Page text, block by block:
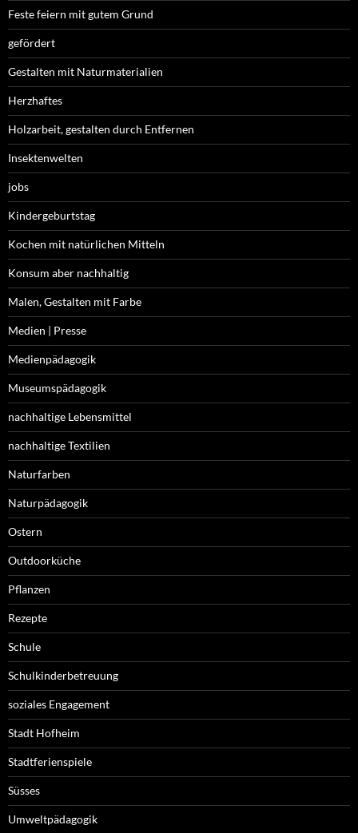
Feste feiern mit gutem Grund
gefördert
Gestalten mit Naturmaterialien
Herzhaftes
Holzarbeit, gestalten durch Entfernen
Insektenwelten
jobs
Kindergeburtstag
Kochen mit natürlichen Mitteln
Konsum aber nachhaltig
Malen, Gestalten mit Farbe
Medien | Presse
Medienpädagogik
Museumspädagogik
nachhaltige Lebensmittel
nachhaltige Textilien
Naturfarben
Naturpädagogik
Ostern
Outdoorküche
Pflanzen
Rezepte
Schule
Schulkinderbetreuung
soziales Engagement
Stadt Hofheim
Stadtferienspiele
Süsses
Umweltpädagogik